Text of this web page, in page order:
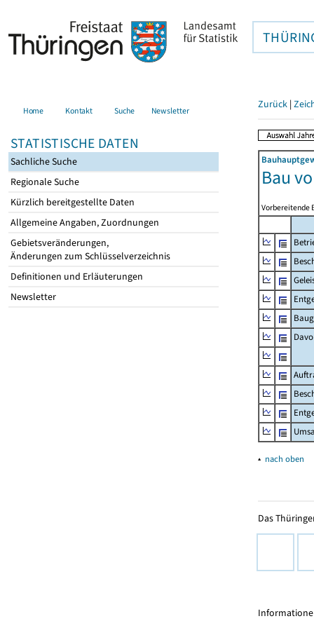
Home Kontakt Suche Newsletter
STATISTISCHE DATEN
Sachliche Suche
Regionale Suche
Kürzlich bereitgestellte Daten
Allgemeine Angaben, Zuordnungen
Gebietsveränderungen,
Änderungen zum Schlüsselverzeichnis
Definitionen und Erläuterungen
Newsletter
Zurück |
Bau
Vorbereitende
▴ nach oben
Das